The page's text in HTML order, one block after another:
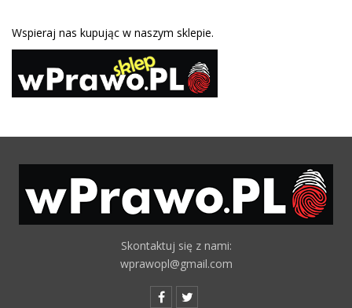
Wspieraj nas kupując w naszym sklepie.
Skontaktuj się z nami:
wprawopl@gmail.com